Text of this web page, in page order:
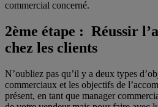
commercial concerné.
2ème étape : Réussir
chez les clients
N’oubliez pas qu’il y a deux types
commerciaux et les objectifs de
présent, en tant que manager